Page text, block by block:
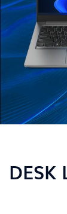
DESK